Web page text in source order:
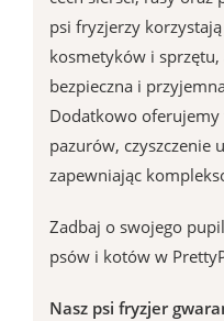
psi fryzjerzy
kosmetyków i sprzętu,
bezpieczna i
Dodatkowo oferujemy
pazurów, czyszczenie
zapewniając
Zadbaj o swojego
psów i kotów w
Nasz psi fryzjer